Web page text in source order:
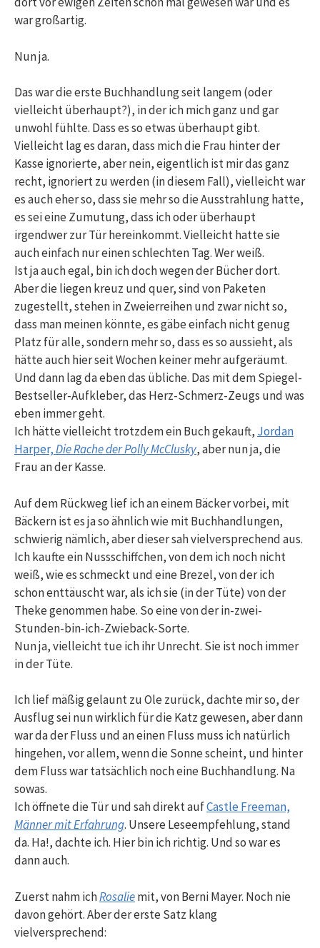
war großartig.
Nun ja.
Das war die erste Buchhandlung seit langem (oder
vielleicht überhaupt?), in der ich mich ganz und gar
unwohl fühlte. Dass es so etwas überhaupt gibt.
Vielleicht lag es daran, dass mich die Frau hinter der
Kasse ignorierte, aber nein, eigentlich ist mir das ganz
recht, ignoriert zu werden (in diesem Fall), vielleicht war
es auch eher so, dass sie mehr so die Ausstrahlung hatte,
es sei eine Zumutung, dass ich oder überhaupt
irgendwer zur Tür hereinkommt. Vielleicht hatte sie
auch einfach nur einen schlechten Tag. Wer weiß.
Ist ja auch egal, bin ich doch wegen der Bücher dort.
Aber die liegen kreuz und quer, sind von Paketen
zugestellt, stehen in Zweierreihen und zwar nicht so,
dass man meinen könnte, es gäbe einfach nicht genug
Platz für alle, sondern mehr so, dass es so aussieht, als
hätte auch hier seit Wochen keiner mehr aufgeräumt.
Und dann lag da eben das übliche. Das mit dem Spiegel-
Bestseller-Aufkleber, das Herz-Schmerz-Zeugs und was
eben immer geht.
Ich hätte vielleicht trotzdem ein Buch gekauft, Jordan
Harper,Die Rache der Polly McClusky, aber nun ja, die
Frau an der Kasse.
Auf dem Rückweg lief ich an einem Bäcker vorbei, mit
Bäckern ist es ja so ähnlich wie mit Buchhandlungen,
schwierig nämlich, aber dieser sah vielversprechend aus.
Ich kaufte ein Nussschiffchen, von dem ich noch nicht
weiß, wie es schmeckt und eine Brezel, von der ich
schon enttäuscht war, als ich sie (in der Tüte) von der
Theke genommen habe. So eine von der in-zwei-
Stunden-bin-ich-Zwieback-Sorte.
Nun ja, vielleicht tue ich ihr Unrecht. Sie ist noch immer
in der Tüte.
Ich lief mäßig gelaunt zu Ole zurück, dachte mir so, der
Ausflug sei nun wirklich für die Katz gewesen, aber dann
war da der Fluss und an einen Fluss muss ich natürlich
hingehen, vor allem, wenn die Sonne scheint, und hinter
dem Fluss war tatsächlich noch eine Buchhandlung. Na
sowas.
Ich öffnete die Tür und sah direkt aufCastle Freeman,
Männer mit Erfahrung. Unsere Leseempfehlung, stand
da. Ha!, dachte ich. Hier bin ich richtig. Und so war es
dann auch.
Zuerst nahm ichRosaliemit, von Berni Mayer. Noch nie
davon gehört. Aber der erste Satz klang
vielversprechend: